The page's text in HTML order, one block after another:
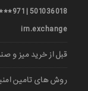
irn.exchange
قبل از خرید میز و
روش های تامین